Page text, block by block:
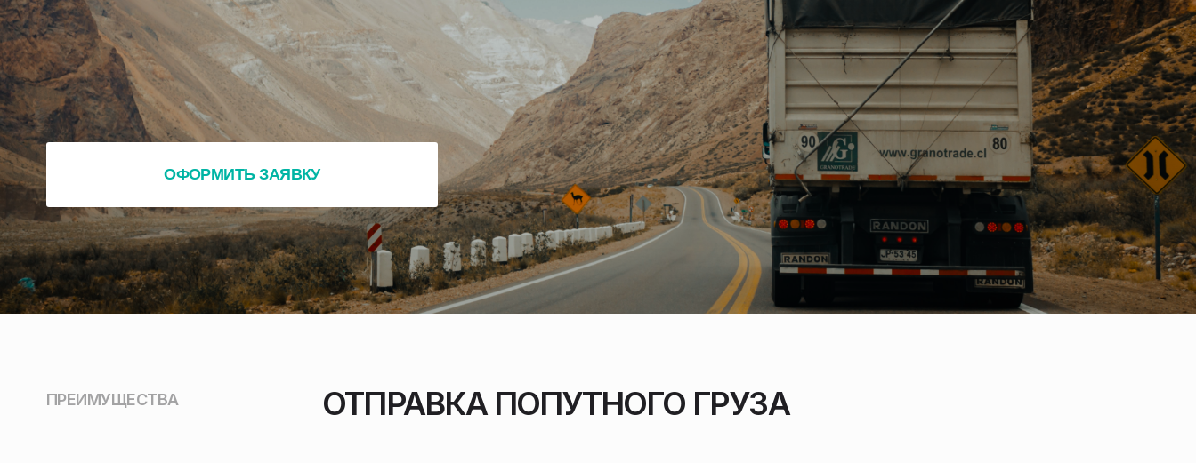
Нажимая кнопку “Отправить” вы даете согласие на
обработку персональных данных
ПОЗВОНИТЬ СЕЙЧАС ОФОРМИТЬ ЗАЯВКУ
Нажимая на кнопку “Оформить заявку” вы подтверждаете, что
согласны с Политикой конфиденциальности
ОФОРМИТЬ ЗАЯВКУ
ПРЕИМУЩЕСТВА ОТПРАВКА ПОПУТНОГО ГРУЗА